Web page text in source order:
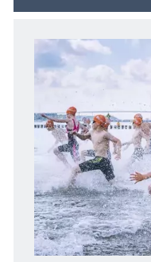
Veranstaltungen